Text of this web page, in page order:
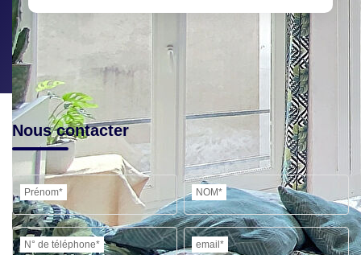
Nous contacter
Prénom* NOM*
N° de téléphone* email*